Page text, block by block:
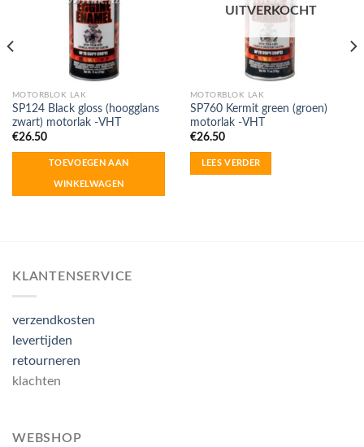
MOTORBLOK LAK
SP124 Black gloss (hoogglans
zwart) motorlak -VHT
€26.50
TOEVOEGEN AAN
WINKELWAGEN
UITVERKOCHT
MOTORBLOK LAK
SP760 Kermit green (groen)
motorlak -VHT
€26.50
LEES VERDER
KLANTENSERVICE
verzendkosten
levertijden
retourneren
klachten
WEBSHOP